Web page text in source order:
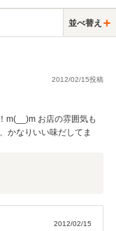
並べ替え
2012/02/15投稿
m(__)m お店の雰囲気も
かなりいい味だしてま
2012/02/15